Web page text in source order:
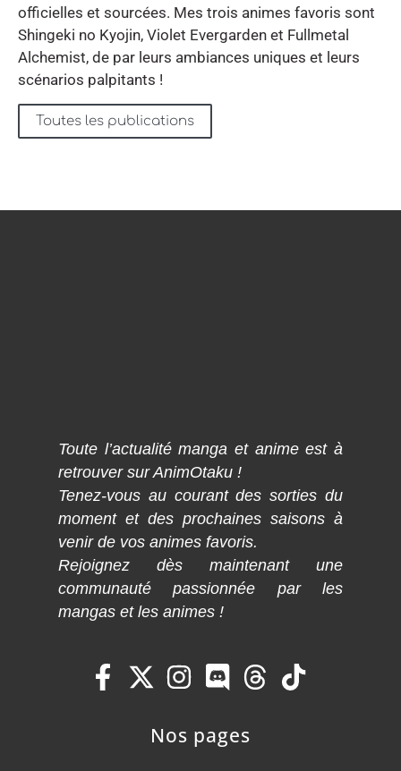
officielles et sourcées. Mes trois animes favoris sont
Shingeki no Kyojin, Violet Evergarden et Fullmetal
Alchemist, de par leurs ambiances uniques et leurs
scénarios palpitants !
Toutes les publications
Toute l’actualité manga et anime est à
retrouver sur AnimOtaku !
Tenez-vous au courant des sorties du
moment et des prochaines saisons à
venir de vos animes favoris.
Rejoignez dès maintenant une
communauté passionnée par les
mangas et les animes !
Nos pages